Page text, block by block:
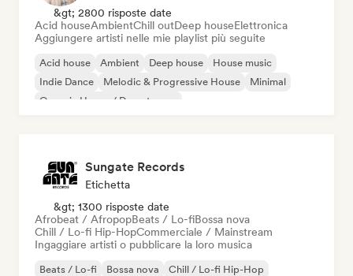
&gt; 2800 risposte date
Acid houseAmbientChill outDeep houseElettronica
Aggiungere artisti nelle mie playlist più seguite
Acid house Ambient Deep house
House music
Indie Dance
Melodic & Progressive House
Minimal
Organic House / Downtempo
Sungate Records
Etichetta
&gt; 1300 risposte date
Afrobeat / AfropopBeats / Lo-fiBossa nova
Chill / Lo-fi Hip-HopCommerciale / Mainstream
Ingaggiare artisti o pubblicare la loro musica
Beats / Lo-fi Bossa nova
Chill / Lo-fi Hip-Hop